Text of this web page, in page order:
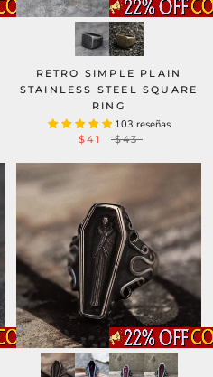
RETRO SIMPLE PLAIN
STAINLESS STEEL SQUARE
RING
103 reseñas
$41 $43